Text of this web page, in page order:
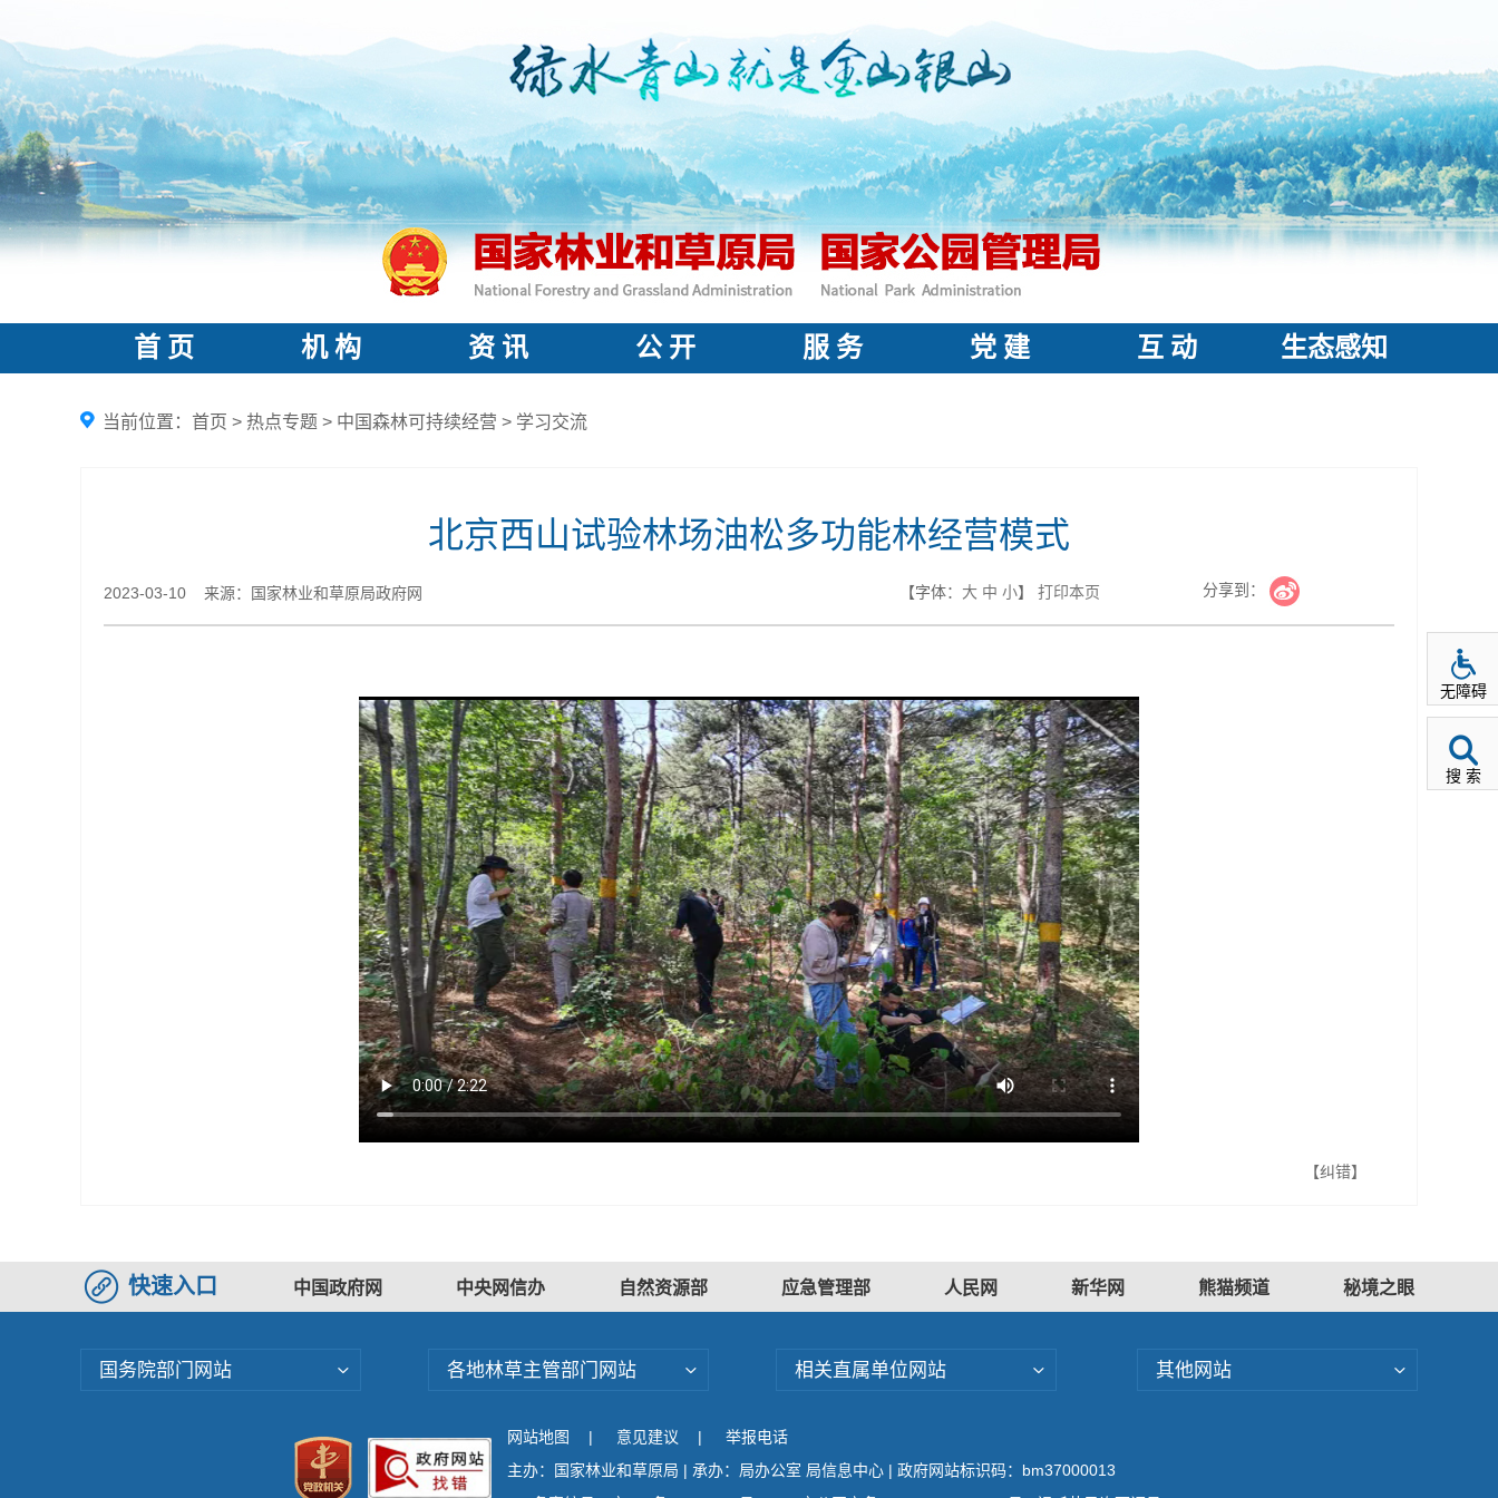
首 页 机 构 资 讯 公 开 服 务 党 建 互 动 生态感知
当前位置： 首页 > 热点专题 > 中国森林可持续经营 > 学习交流
北京西山试验林场油松多功能林经营模式
2023-03-10 来源：国家林业和草原局政府网 【字体： 大 中 小】 打印本页 分享到：
【纠错】
快速入口 中国政府网 中央网信办 自然资源部 应急管理部 人民网 新华网 熊猫频道 秘境之眼
国务院部门网站 各地林草主管部门网站 相关直属单位网站 其他网站
网站地图 | 意见建议 |
举报电话
主办：国家林业和草原局 | 承办：局办公室 局信息中心 | 政府网站标识码：bm37000013
无障碍
搜 索